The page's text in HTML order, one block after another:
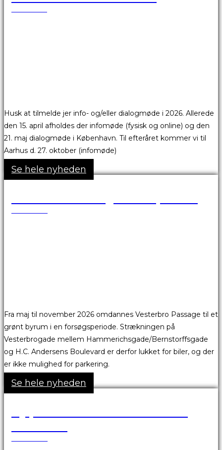
Husk at tilmelde jer info- og/eller dialogmøde i 2026. Allerede
den 15. april afholdes der infomøde (fysisk og online) og den
21. maj dialogmøde i København. Til efteråret kommer vi til
Aarhus d. 27. oktober (infomøde)
Se hele nyheden
Fra maj til november 2026 omdannes Vesterbro Passage til et
grønt byrum i en forsøgsperiode. Strækningen på
Vesterbrogade mellem Hammerichsgade/Bernstorffsgade
og H.C. Andersens Boulevard er derfor lukket for biler, og der
er ikke mulighed for parkering.
Se hele nyheden